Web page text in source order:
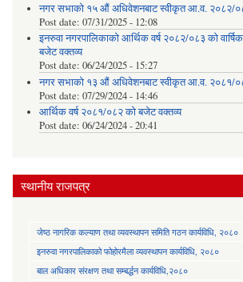
नगर सभाको १५ औं अधिवेशनबाट स्वीकृत आ.व. २०८२/
Post date: 07/31/2025 - 12:08
इनरुवा नगरपालिकाको आर्थिक वर्ष २०८२/०८३ को
बजेट वक्तव्य
Post date: 06/24/2025 - 15:27
नगर सभाको १३ औं अधिवेशनबाट स्वीकृत आ.व. २०८१/
Post date: 07/29/2024 - 14:46
आर्थिक वर्ष २०८१/०८२ को बजेट वक्तव्य
Post date: 06/24/2024 - 20:41
स्थानीय राजपत्र
जेष्ठ नागरिक कल्याण तथा व्यवस्थापन समिति गठन कार्यविधि, २०८०
इनरुवा नगरपालिकाको फोहोरमैला व्यवस्थापन कार्यविधि, २०८०
बाल अधिकार संरक्षण तथा सम्बर्द्धन कार्यविधि,२०८०